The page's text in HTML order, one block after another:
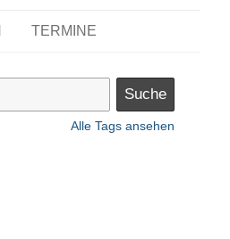
TERMINE
Alle Tags ansehen